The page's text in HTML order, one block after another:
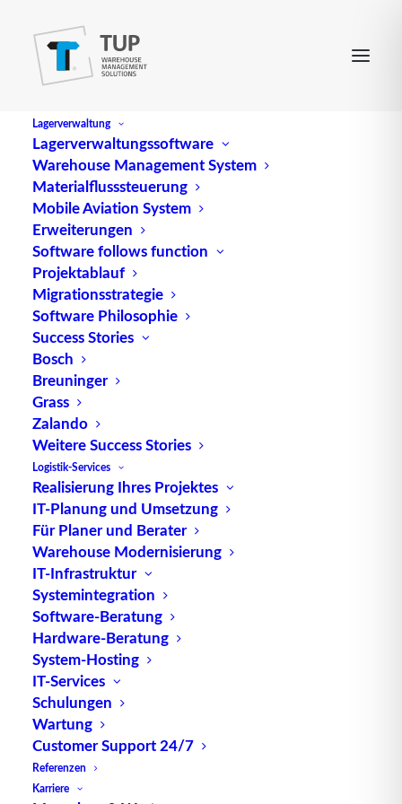
Lagerverwaltung
Lagerverwaltungssoftware
Warehouse Management System
Materialflusssteuerung
Mobile Aviation System
Erweiterungen
Software follows function
Projektablauf
Migrationsstrategie
Software Philosophie
Success Stories
Bosch
Breuninger
Grass
Zalando
Weitere Success Stories
Logistik-Services
Realisierung Ihres Projektes
IT-Planung und Umsetzung
Für Planer und Berater
Warehouse Modernisierung
IT-Infrastruktur
Systemintegration
Software-Beratung
Hardware-Beratung
System-Hosting
IT-Services
Schulungen
Wartung
Customer Support 24/7
Referenzen
Karriere
Direct Store Delivery
bezeichnet eine Methode der Filialbelieferung, bei
der diese unter Umgehung des Handelslagers
direkt vorgenommen wird.
Quelle: logipedia / Fraunhofer IML
TUP GmbH & Co. KG
Die kombinierbare Lagerverwaltungs-Software von
TUP, liefert dank ihrer Flexibilität immer die
effektivste Lösung und ist zudem in hohem Maße
wiederverwendbar.
Kontakt
TUP GmbH & Co. KG
Fraunhoferstraße 1